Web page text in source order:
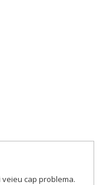
cap problema.